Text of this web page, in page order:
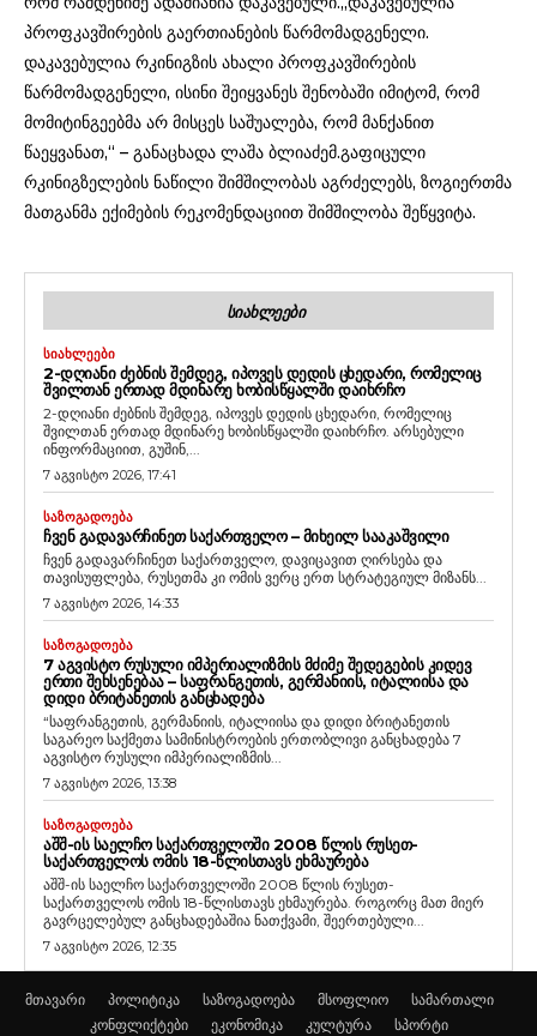
პროფკავშირების გაერთიანების წარმომადგენელი.
დაკავებულია რკინიგზის ახალი პროფკავშირების
წარმომადგენელი, ისინი შეიყვანეს შენობაში იმიტომ, რომ
მომიტინგეებმა არ მისცეს საშუალება, რომ მანქანით
წაეყვანათ,“ – განაცხადა ლაშა ბლიაძემ.გაფიცული
რკინიგზელების ნაწილი შიმშილობას აგრძელებს, ზოგიერთმა
მათგანმა ექიმების რეკომენდაციით შიმშილობა შეწყვიტა.
ᲡᲘᲐᲮᲚᲔᲔᲑᲘ
ᲡᲘᲐᲮᲚᲔᲔᲑᲘ
2-ᲓᲦᲘᲐᲜᲘ ᲫᲔᲑᲜᲘᲡ ᲨᲔᲛᲓᲔᲒ, ᲘᲞᲝᲕᲔᲡ ᲓᲔᲓᲘᲡ ᲪᲮᲔᲓᲐᲠᲘ, ᲠᲝᲛᲔᲚᲘᲪ
ᲨᲕᲘᲚᲗᲐᲜ ᲔᲠᲗᲐᲓ ᲛᲓᲘᲜᲐᲠᲔ ᲮᲝᲑᲘᲡᲬᲧᲐᲚᲨᲘ ᲓᲐᲘᲮᲠᲩᲝ
2-დღიანი ძებნის შემდეგ, იპოვეს დედის ცხედარი, რომელიც
შვილთან ერთად მდინარე ხობისწყალში დაიხრჩო. არსებული
ინფორმაციით, გუშინ,...
7 აგვისტო 2026, 17:41
ᲡᲐᲖᲝᲒᲐᲓᲝᲔᲑᲐ
ᲩᲕᲔᲜ ᲒᲐᲓᲐᲕᲐᲠᲩᲘᲜᲔᲗ ᲡᲐᲥᲐᲠᲗᲕᲔᲚᲝ – ᲛᲘᲮᲔᲘᲚ ᲡᲐᲐᲙᲐᲨᲕᲘᲚᲘ
ჩვენ გადავარჩინეთ საქართველო, დავიცავით ღირსება და
თავისუფლება, რუსეთმა კი ომის ვერც ერთ სტრატეგიულ მიზანს...
7 აგვისტო 2026, 14:33
ᲡᲐᲖᲝᲒᲐᲓᲝᲔᲑᲐ
7 ᲐᲒᲕᲘᲡᲢᲝ ᲠᲣᲡᲣᲚᲘ ᲘᲛᲞᲔᲠᲘᲐᲚᲘᲖᲛᲘᲡ ᲛᲫᲘᲛᲔ ᲨᲔᲓᲔᲒᲔᲑᲘᲡ ᲙᲘᲓᲔᲕ
ᲔᲠᲗᲘ ᲨᲔᲮᲡᲔᲜᲔᲑᲐᲐ – ᲡᲐᲤᲠᲐᲜᲒᲔᲗᲘᲡ, ᲒᲔᲠᲛᲐᲜᲘᲘᲡ, ᲘᲢᲐᲚᲘᲘᲡᲐ ᲓᲐ
ᲓᲘᲓᲘ ᲑᲠᲘᲢᲐᲜᲔᲗᲘᲡ ᲒᲐᲜᲪᲮᲐᲓᲔᲑᲐ
“საფრანგეთის, გერმანიის, იტალიისა და დიდი ბრიტანეთის
საგარეო საქმეთა სამინისტროების ერთობლივი განცხადება 7
აგვისტო რუსული იმპერიალიზმის...
7 აგვისტო 2026, 13:38
ᲡᲐᲖᲝᲒᲐᲓᲝᲔᲑᲐ
ᲐᲨᲨ-ᲘᲡ ᲡᲐᲔᲚᲩᲝ ᲡᲐᲥᲐᲠᲗᲕᲔᲚᲝᲨᲘ 2008 ᲬᲚᲘᲡ ᲠᲣᲡᲔᲗ-
ᲡᲐᲥᲐᲠᲗᲕᲔᲚᲝᲡ ᲝᲛᲘᲡ 18-ᲬᲚᲘᲡᲗᲐᲕᲡ ᲔᲮᲛᲐᲣᲠᲔᲑᲐ
აშშ-ის საელჩო საქართველოში 2008 წლის რუსეთ-
საქართველოს ომის 18-წლისთავს ეხმაურება. როგორც მათ მიერ
გავრცელებულ განცხადებაშია ნათქვამი, შეერთებული...
7 აგვისტო 2026, 12:35
მთავარი პოლიტიკა საზოგადოება მსოფლიო
სამართალი
კონფლიქტები
ეკონომიკა კულტურა სპორტი